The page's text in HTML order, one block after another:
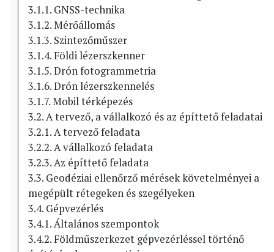
3.1.1. GNSS-technika
3.1.2. Mérőállomás
3.1.3. Szintezőműszer
3.1.4. Földi lézerszkenner
3.1.5. Drón fotogrammetria
3.1.6. Drón lézerszkennelés
3.1.7. Mobil térképezés
3.2. A tervező, a vállalkozó és az építtető feladatai
3.2.1. A tervező feladata
3.2.2. A vállalkozó feladata
3.2.3. Az építtető feladata
3.3. Geodéziai ellenőrző mérések követelményei a
megépült rétegeken és szegélyeken
3.4. Gépvezérlés
3.4.1. Általános szempontok
3.4.2. Földműszerkezet gépvezérléssel történő